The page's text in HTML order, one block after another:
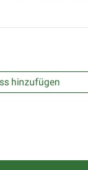
hinzufügen